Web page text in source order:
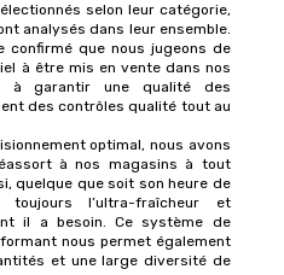
selon leur catégorie,
analysés dans leur ensemble.
confirmé que nous jugeons de
à être mis en vente dans nos
à garantir une qualité des
des contrôles qualité tout au
optimal, nous avons
à nos magasins à tout
quelque que soit son heure de
l’ultra-fraîcheur et
il a besoin. Ce système de
nous permet également
et une large diversité de